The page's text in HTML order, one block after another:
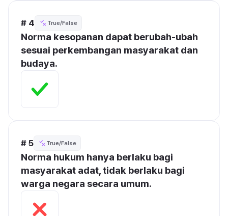
# 4 True/False
Norma kesopanan dapat berubah-ubah
sesuai perkembangan masyarakat dan
budaya.
# 5 True/False
Norma hukum hanya berlaku bagi
masyarakat adat, tidak berlaku bagi
warga negara secara umum.